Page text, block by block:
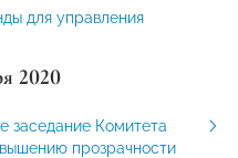
для управления
2020
заседание Комитета
прозрачности